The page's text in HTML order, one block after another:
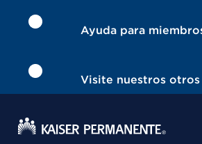
Ayuda para
Visite nuestros